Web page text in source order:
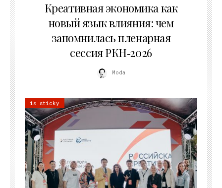
Креативная экономика как
новый язык влияния: чем
запомнилась пленарная
сессия РКН‑2026
Moda
is sticky